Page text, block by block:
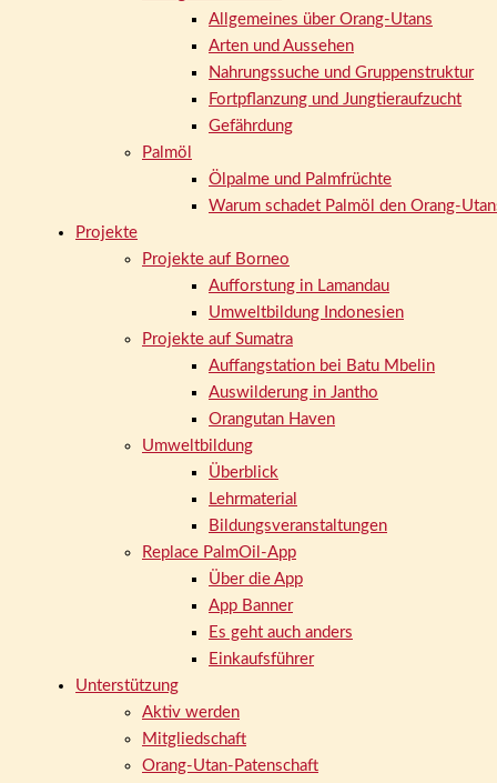
Allgemeines über Orang-Utans
Arten und Aussehen
Nahrungssuche und Gruppenstruktur
Fortpflanzung und Jungtieraufzucht
Gefährdung
Palmöl
Ölpalme und Palmfrüchte
Warum schadet Palmöl den Orang-
Projekte
Projekte auf Borneo
Aufforstung in Lamandau
Umweltbildung Indonesien
Projekte auf Sumatra
Auffangstation bei Batu Mbelin
Auswilderung in Jantho
Orangutan Haven
Umweltbildung
Überblick
Lehrmaterial
Bildungsveranstaltungen
Replace PalmOil-App
Über die App
App Banner
Es geht auch anders
Einkaufsführer
Unterstützung
Aktiv werden
Mitgliedschaft
Orang-Utan-Patenschaft